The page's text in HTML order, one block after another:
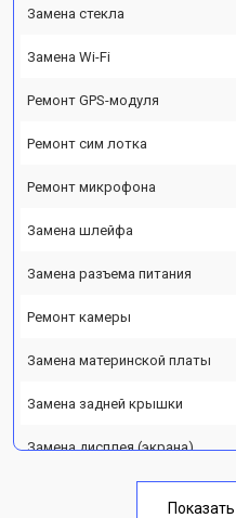
Замена стекла
Замена Wi-Fi
Ремонт GPS-модуля
Ремонт сим лотка
Ремонт микрофона
Замена шлейфа
Замена разъема питания
Ремонт камеры
Замена материнской платы
Замена задней крышки
Замена дисплея (экрана)